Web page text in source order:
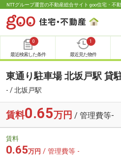
NTTグループ運営の不動産総合サイト goo住宅・不
0
最近検索した条件
1
最近見た物件
東通り駐車場 北坂戸駅 貸
- / 北坂戸駅
賃料0.65万円 / 管理費等-
賃料
0.65万円 / 管理費等 -